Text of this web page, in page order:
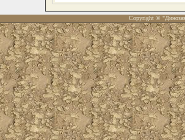
Copyright ©